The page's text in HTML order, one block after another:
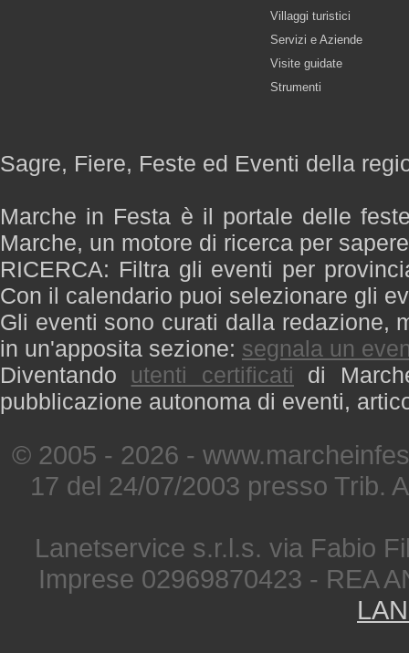
Villaggi turistici
Servizi e Aziende
Visite guidate
Strumenti
Sagre, Fiere, Feste ed Eventi della
Marche in Festa è il portale delle
Marche, un motore di ricerca per
RICERCA: Filtra gli eventi per
Con il calendario puoi selezionare gli
Gli eventi sono curati dalla redazione,
in un'apposita sezione: segnala un
Diventando utenti certificati di
pubblicazione autonoma di eventi,
© 2005 - 2026 -
17 del 24/07/2003 presso Trib.
Lanetservice s.r.l.s. via Fabio
Imprese 02969870423 - REA